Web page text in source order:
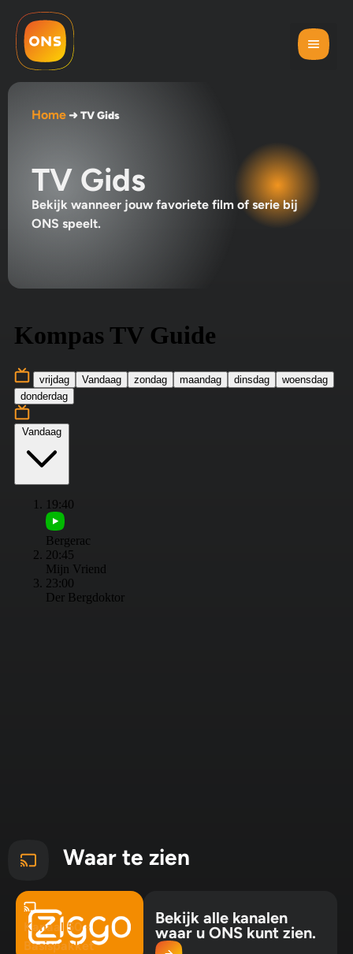
Home ➜TV Gids
TV Gids
Bekijk wanneer jouw favoriete film of serie bij
ONS speelt.
Waar te zien
Kanaal 50 -
Basispakket
Bekijk alle kanalen
waar u ONS kunt zien.